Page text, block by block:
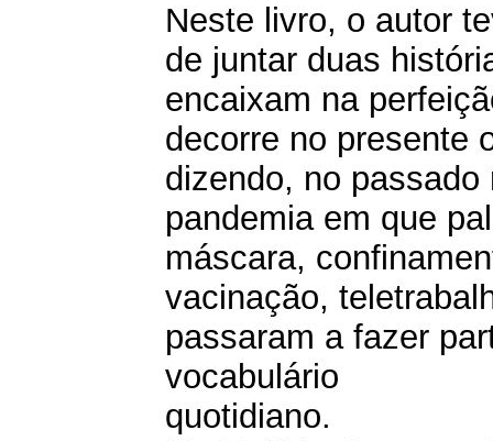
Neste livro, o autor
de juntar duas
encaixam na
decorre no presente
dizendo, no passado
pandemia em que
máscara,
vacinação,
passaram a fazer
vocabulário
quotidiano.